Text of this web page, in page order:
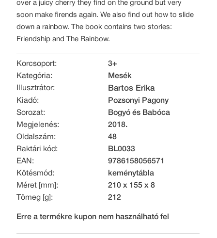
over a juicy cherry they find on the ground but very
soon make firends again. We also find out how to slide
down a rainbow. The book contains two stories:
Friendship and The Rainbow.
Korcsoport:
3+
Kategória:
Mesék
Illusztrátor:
Bartos Erika
Kiadó:
Pozsonyi Pagony
Sorozat:
Bogyó és Babóca
Megjelenés:
2018.
Oldalszám:
48
Raktári kód:
BL0033
EAN:
9786158056571
Kötésmód:
keménytábla
Méret [mm]:
210 x 155 x 8
Tömeg [g]:
212
Erre a termékre kupon nem használható fel